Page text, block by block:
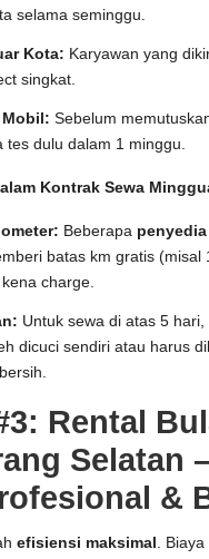
selama seminggu.
Kota: Karyawan yang
singkat.
Mobil: Sebelum
tes dulu dalam 1 minggu.
Kontrak Sewa
Beberapa penyedia
batas km gratis (misal
charge.
Untuk sewa di atas 5
dicuci sendiri atau harus
Rental
Selatan
&
efisiensi maksimal .